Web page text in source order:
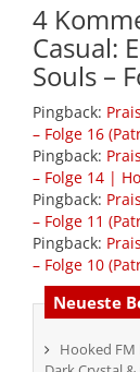
4
Casual:
Souls –
Pingback:
– Folge 16
Pingback:
– Folge 14 |
Pingback:
– Folge 11
Pingback:
– Folge 10
Neueste
Hooked FM